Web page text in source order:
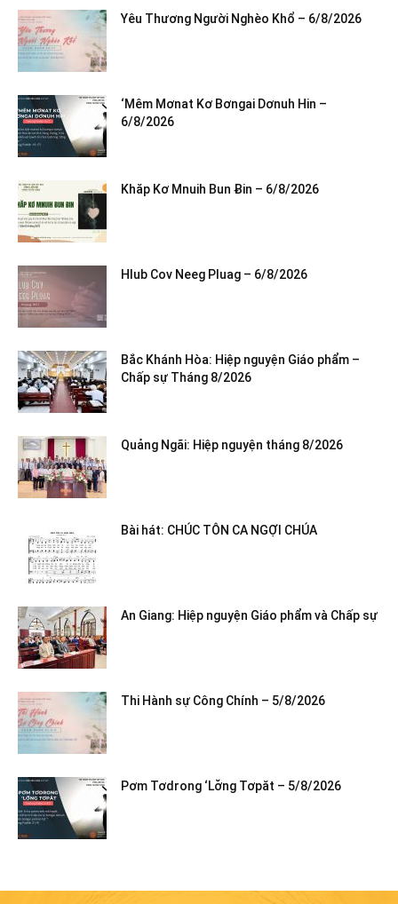
Yêu Thương Người Nghèo Khổ – 6/8/2026
‘Mêm Mơnat Kơ Bơngai Dơnuh Hin –
6/8/2026
Khăp Kơ Mnuih Bun Ƀin – 6/8/2026
Hlub Cov Neeg Pluag – 6/8/2026
Bắc Khánh Hòa: Hiệp nguyện Giáo phẩm –
Chấp sự Tháng 8/2026
Quảng Ngãi: Hiệp nguyện tháng 8/2026
Bài hát: CHÚC TÔN CA NGỢI CHÚA
An Giang: Hiệp nguyện Giáo phẩm và Chấp sự
Thi Hành sự Công Chính – 5/8/2026
Pơm Tơdrong ‘Lơ̆ng Tơpăt – 5/8/2026